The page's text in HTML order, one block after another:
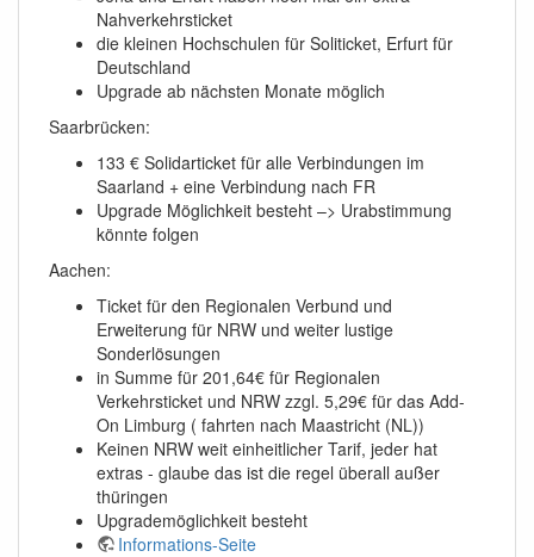
Nahverkehrsticket
die kleinen Hochschulen für Soliticket, Erfurt für
Deutschland
Upgrade ab nächsten Monate möglich
Saarbrücken:
133 € Solidarticket für alle Verbindungen im
Saarland + eine Verbindung nach FR
Upgrade Möglichkeit besteht –> Urabstimmung
könnte folgen
Aachen:
Ticket für den Regionalen Verbund und
Erweiterung für NRW und weiter lustige
Sonderlösungen
in Summe für 201,64€ für Regionalen
Verkehrsticket und NRW zzgl. 5,29€ für das Add-
On Limburg ( fahrten nach Maastricht (NL))
Keinen NRW weit einheitlicher Tarif, jeder hat
extras - glaube das ist die regel überall außer
thüringen
Upgrademöglichkeit besteht
Informations-Seite